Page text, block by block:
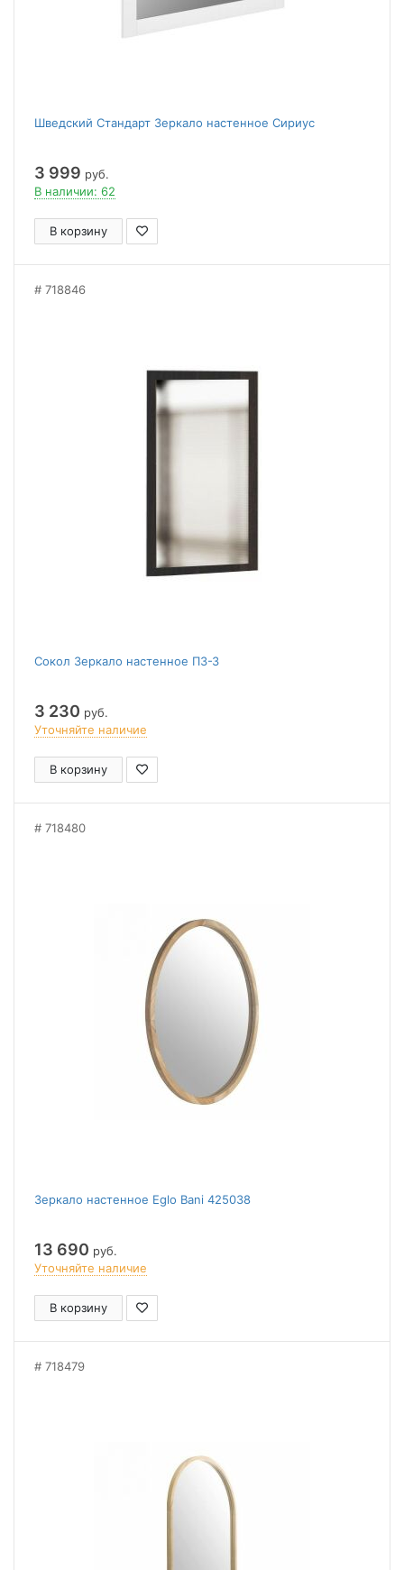
Шведский Стандарт Зеркало настенное Сириус
3 999 руб.
В наличии: 62
В корзину
718846
Сокол Зеркало настенное ПЗ-З
3 230 руб.
Уточняйте наличие
В корзину
718480
Зеркало настенное Eglo Bani 425038
13 690 руб.
Уточняйте наличие
В корзину
718479